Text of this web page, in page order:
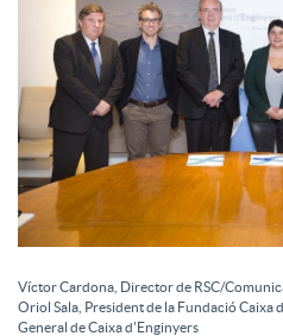
s
Víctor Cardona, Director de RSC/
Oriol Sala, President de la Fundació Caixa
General de Caixa d'Enginyers